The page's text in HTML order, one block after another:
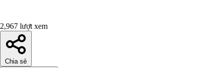
2,967 lượt xem
Chia sẻ